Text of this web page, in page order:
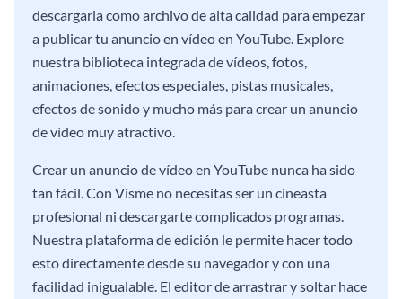
descargarla como archivo de alta calidad para empezar
a publicar tu anuncio en vídeo en YouTube. Explore
nuestra biblioteca integrada de vídeos, fotos,
animaciones, efectos especiales, pistas musicales,
efectos de sonido y mucho más para crear un anuncio
de vídeo muy atractivo.
Crear un anuncio de vídeo en YouTube nunca ha sido
tan fácil. Con Visme no necesitas ser un cineasta
profesional ni descargarte complicados programas.
Nuestra plataforma de edición le permite hacer todo
esto directamente desde su navegador y con una
facilidad inigualable. El editor de arrastrar y soltar hace